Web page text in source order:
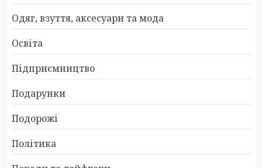
Одяг, взуття, аксесуари та мода
Освіта
Підприємництво
Подарунки
Подорожі
Політика